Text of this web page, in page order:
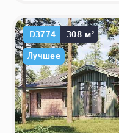
D3774
308 м²
Лучшее